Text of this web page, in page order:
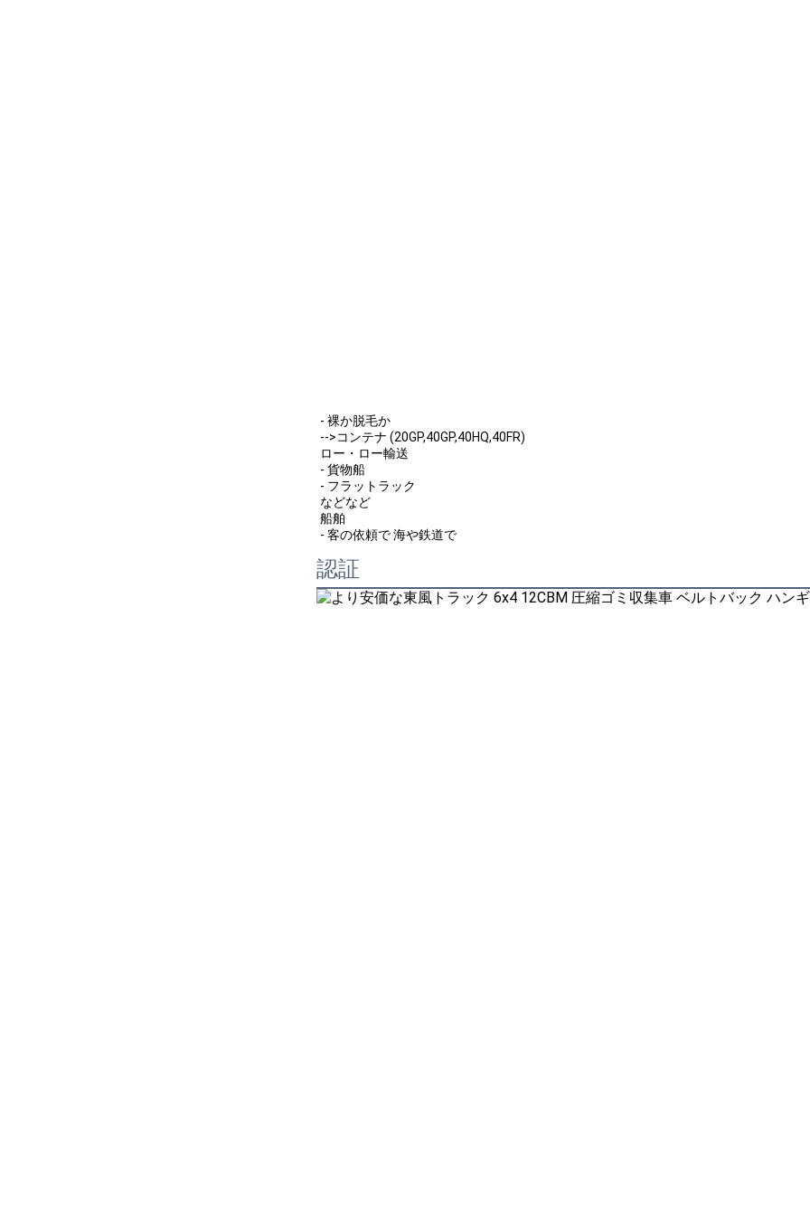
- 裸か脱毛か
-->コンテナ (20GP,40GP,40HQ,40FR)
ロー・ロー輸送
- 貨物船
- フラットラック
などなど
船舶
- 客の依頼で 海や鉄道で
認証